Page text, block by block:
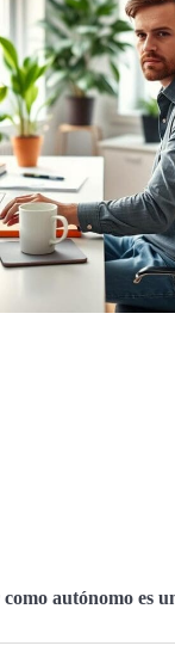
autónomo es